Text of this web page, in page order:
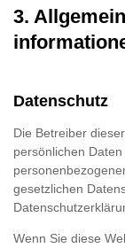
3.
Datenschutz
Die Betreiber
persönlichen
gesetzlichen
Wenn Sie diese